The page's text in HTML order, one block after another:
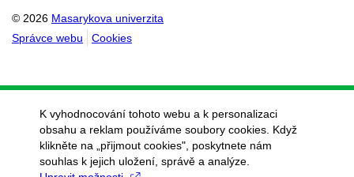
© 2026 Masarykova univerzita
Správce webu
Cookies
K vyhodnocování tohoto webu a k personalizaci
obsahu a reklam používáme soubory cookies. Když
klikněte na „přijmout cookies", poskytnete nám
souhlas k jejich uložení, správě a analýze.